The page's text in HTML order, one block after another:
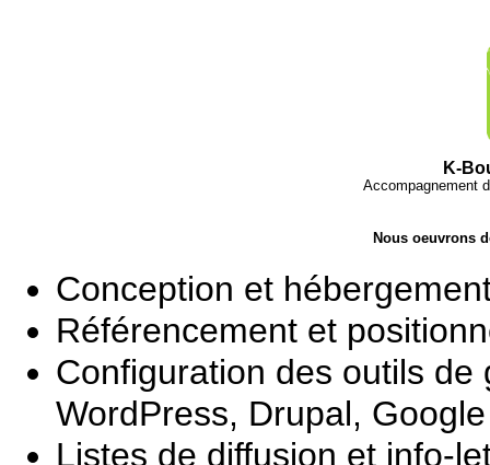
K-
Accompagnement
Nous oeuvrons
Conception et
Référencement et
Configuration des outils
WordPress, Drupal,
Listes de diffusion et info-